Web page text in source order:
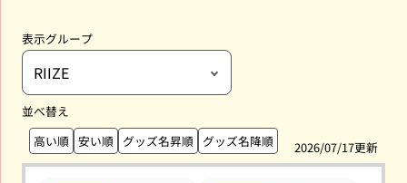
表示グループ
並べ替え
高い順 安い順 グッズ名昇順 グッズ名降順 2026/07/17更新